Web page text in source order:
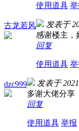
使用道具
古龙若风 发表于
感谢楼主，
回复
使用道具
dzc999 发表于
多谢大佬分享
回复
使用道具 举报